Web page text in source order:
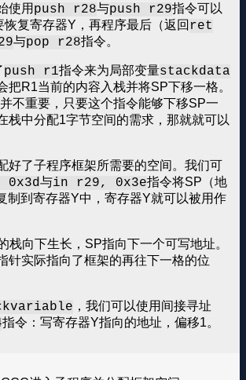
使用 push r28与push r29指令可以
复寄存器Y，再程序最后（返回 ret
与pop r28指令。
push r1指令来为局部变量stackdata
把R1当前的内容入栈并将SP下移一格。
不重要，只要这个指令能够下移SP一
栈中分配1字节空间的需求，那就就可以
好了子程序框架所需要的空间。我们可
与in r29, 0x3e指令将SP（地
制到寄存器Y中，寄存器Y就可以被用作
栈向下生长，SP指向下一个可写地址。
针实际指向了框架的再往下一格的位
，我们可以使用间接寻址
指令：写寄存器Y指向的地址，偏移1。